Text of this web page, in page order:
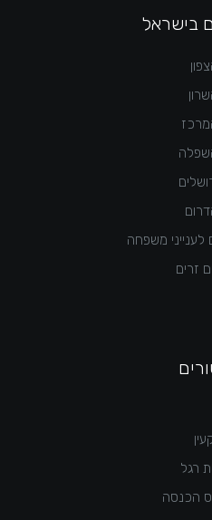
בישראל
לענייני משפחה
זרים
רגל
הכנסה